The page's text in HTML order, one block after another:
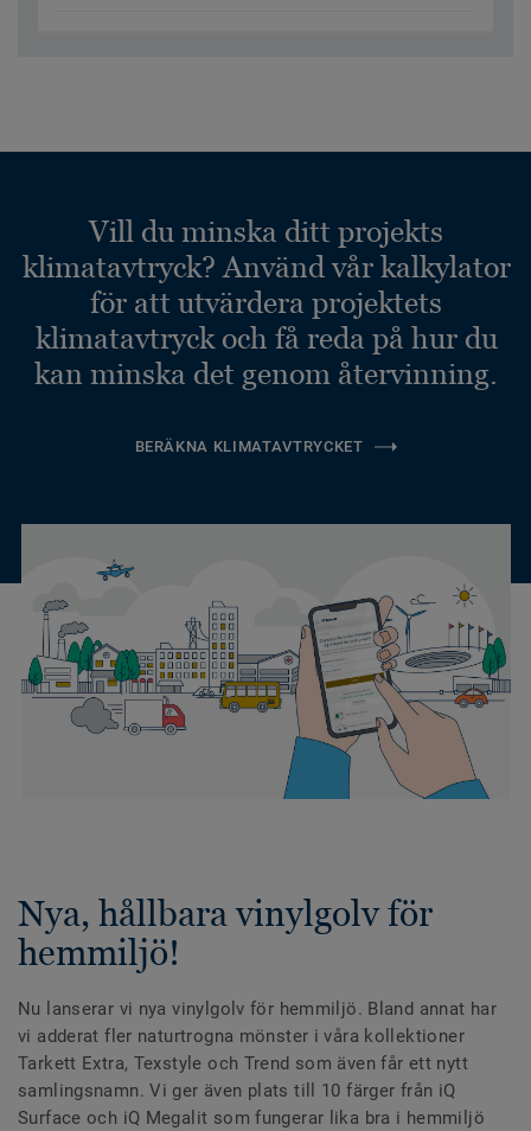
Vill du minska ditt projekts
klimatavtryck? Använd vår kalkylator
för att utvärdera projektets
klimatavtryck och få reda på hur du
kan minska det genom återvinning.
BERÄKNA KLIMATAVTRYCKET
Nya, hållbara vinylgolv för
hemmiljö!
Nu lanserar vi nya vinylgolv för hemmiljö. Bland annat har
vi adderat fler naturtrogna mönster i våra kollektioner
Tarkett Extra, Texstyle och Trend som även får ett nytt
samlingsnamn. Vi ger även plats till 10 färger från iQ
Surface och iQ Megalit som fungerar lika bra i hemmiljö